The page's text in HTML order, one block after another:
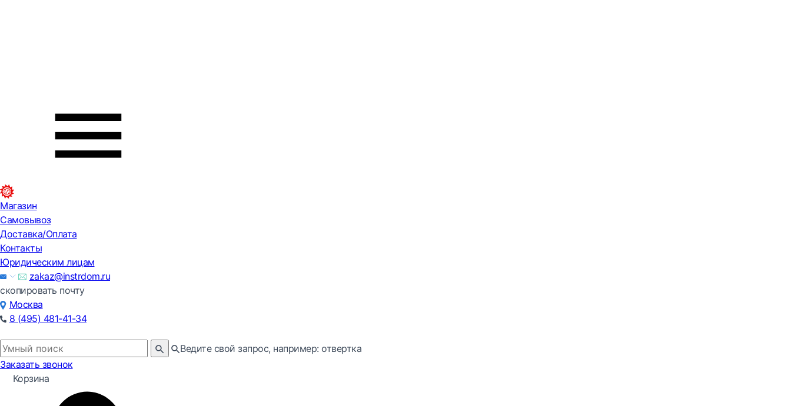
Магазин
Самовывоз
Доставка/Оплата
Контакты
Юридическим лицам
zakaz@instrdom.ru
скопировать почту
Москва
8 (495) 481-41-34
Ведите свой запрос, например: отвертка
Заказать звонок
Корзина